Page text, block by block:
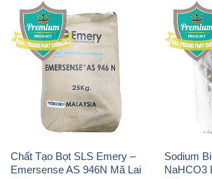
Chất Tạo Bọt SLS Emery –
Emersense AS 946N Mã Lai
Sodium
NaHCO3